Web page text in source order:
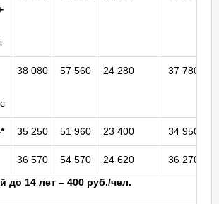
38 080 57 560 24 280 37 780
35 250 51 960 23 400 34 950
36 570 54 570 24 620
36 270
до 14 лет – 400 руб./чел.